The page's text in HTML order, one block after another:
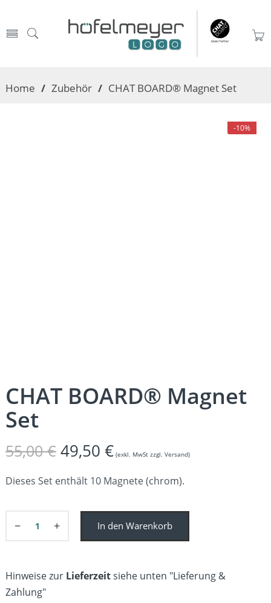
Home / Zubehör / CHAT BOARD® Magnet Set
-10%
CHAT BOARD® Magnet
Set
55,00€ Ursprünglicher
Preis
55,00 €
49,50€Aktueller
Preis
49,50 €.
(exkl. MwSt zzgl. Versand)
Dieses Set enthält 10 Magnete (chrom).
+
− In den Warenkorb
Hinweise zur Lieferzeitsiehe unten "Lieferung &
Zahlung"